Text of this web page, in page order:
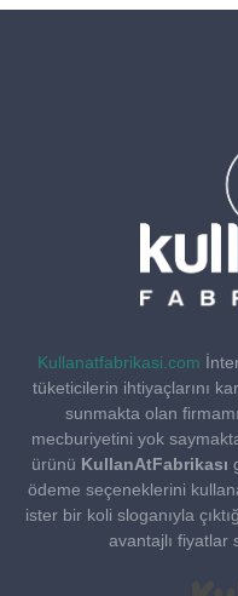
Kullanatfabrikasi.com
tüketicilerin ihtiyaçlarını
sunmakta olan
mecburiyetini yok
ürünü KullanAtFabrikası
ödeme seçeneklerini
ister bir koli sloganıyla
avantajlı fiyatlar